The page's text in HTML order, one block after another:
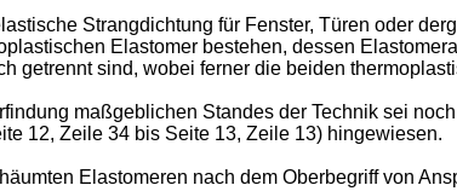
Strangdichtung für Fenster, Türen oder
Elastomer bestehen, dessen
getrennt sind, wobei ferner die beiden
maßgeblichen Standes der Technik sei
12, Zeile 34 bis Seite 13, Zeile 13) hingewiesen.
Elastomeren nach dem Oberbegriff von